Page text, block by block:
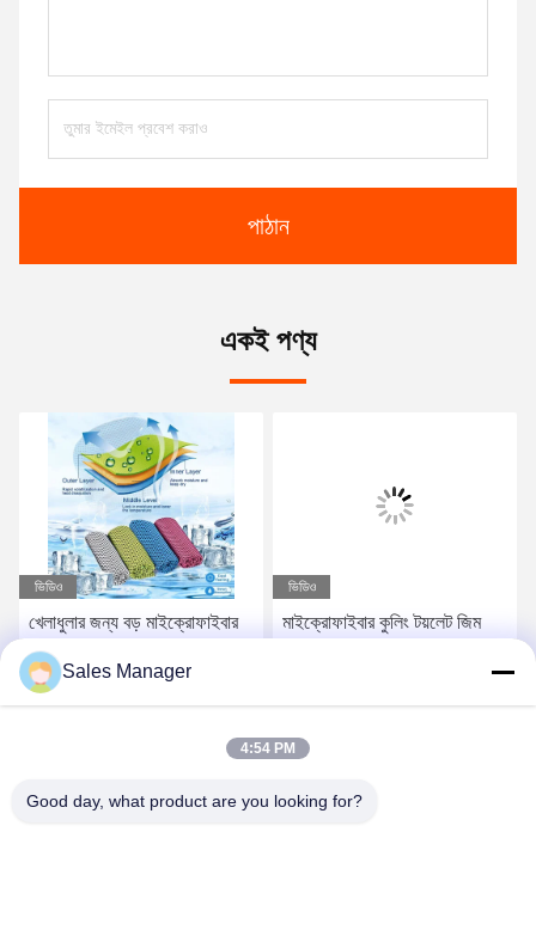
পাঠান
একই পণ্য
ভিডিও
খেলাধুলার জন্য বড় মাইক্রোফাইবার
আইস ওয়েট কুলিং তোয়ালে ন্যাকড়া
50x100 90x180
ভিডিও
মাইক্রোফাইবার কুলিং টয়লেট জিম
Sales Manager
4:54 PM
Good day, what product are you looking for?